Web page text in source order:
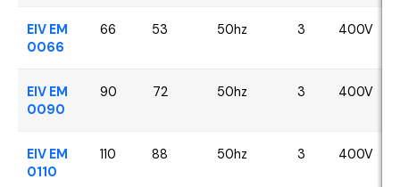
EIV EM
0066
66 53 50hz 3 400V
EIV EM
0090
90 72 50hz 3 400V
EIV EM
0110
110 88 50hz 3 400V